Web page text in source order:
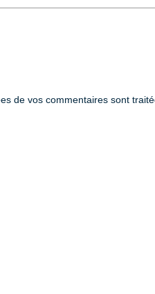
de vos commentaires sont